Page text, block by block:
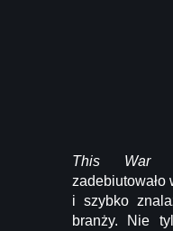
This
zadebiutowało
i szybko
branży. Nie